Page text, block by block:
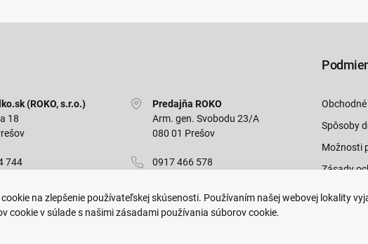
(ROKO, s.r.o.)
18
744
- 15:30
Predajňa ROKO
Arm. gen. Svobodu 23/A
080 01 Prešov
0917 466 578
Pon-Ned: 9:00 - 20:00
Spôsoby
Možnosti
Zásady
na zlepšenie používateľskej skúsenosti. Používaním našej webovej lokality
cookie v súlade s našimi zásadami používania súborov cookie.